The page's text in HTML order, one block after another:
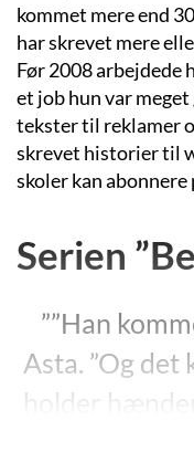
kommet mere end
har skrevet mere
Før 2008 arbejdede
et job hun var
tekster til reklamer
skrevet historier til
skoler kan abonnere
Serien
””Han
Asta. ”Og det
holder